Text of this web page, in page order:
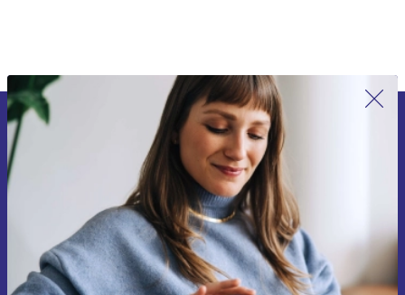
Recevoir offres et infos de refurbed
par mail
Ne manquez plus aucune offre.
S'inscrire